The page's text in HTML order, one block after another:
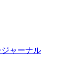
ャーナル